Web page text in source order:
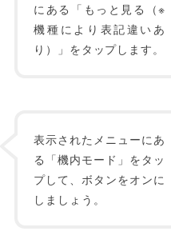
にある「もっと見る（※
機種により表記違いあ
り）」をタップします。
表示されたメニューにあ
る「機内モード」をタッ
プして、ボタンをオンに
しましょう。